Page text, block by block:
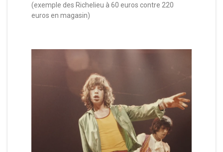
(exemple des Richelieu à 60 euros contre 220
euros en magasin)